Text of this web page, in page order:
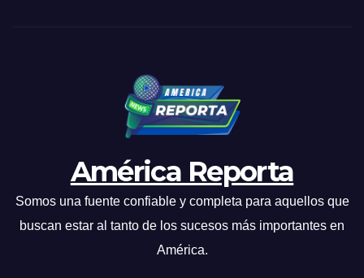
América Reporta
Somos una fuente confiable y completa para aquellos que
buscan estar al tanto de los sucesos más importantes en
América.